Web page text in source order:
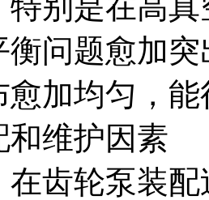
衡问题愈加
愈加均匀，
和维护因素
在齿轮泵装